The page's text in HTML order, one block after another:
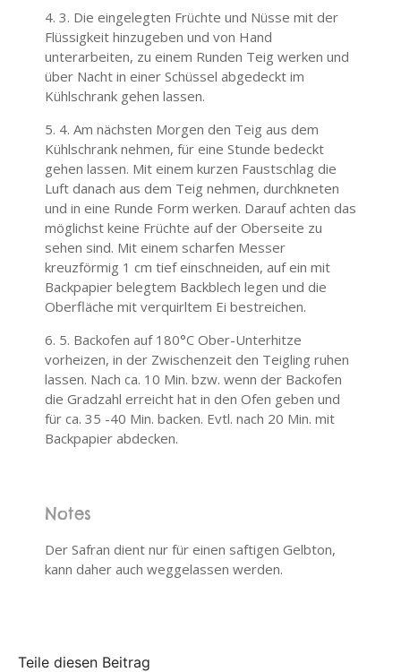
3. Die eingelegten Früchte und Nüsse mit der
Flüssigkeit hinzugeben und von Hand
unterarbeiten, zu einem Runden Teig werken und
über Nacht in einer Schüssel abgedeckt im
Kühlschrank gehen lassen.
4. Am nächsten Morgen den Teig aus dem
Kühlschrank nehmen, für eine Stunde bedeckt
gehen lassen. Mit einem kurzen Faustschlag die
Luft danach aus dem Teig nehmen, durchkneten
und in eine Runde Form werken. Darauf achten das
möglichst keine Früchte auf der Oberseite zu
sehen sind. Mit einem scharfen Messer
kreuzförmig 1 cm tief einschneiden, auf ein mit
Backpapier belegtem Backblech legen und die
Oberfläche mit verquirltem Ei bestreichen.
5. Backofen auf 180°C Ober-Unterhitze
vorheizen, in der Zwischenzeit den Teigling ruhen
lassen. Nach ca. 10 Min. bzw. wenn der Backofen
die Gradzahl erreicht hat in den Ofen geben und
für ca. 35 -40 Min. backen. Evtl. nach 20 Min. mit
Backpapier abdecken.
Notes
Der Safran dient nur für einen saftigen Gelbton,
kann daher auch weggelassen werden.
Teile diesen Beitrag